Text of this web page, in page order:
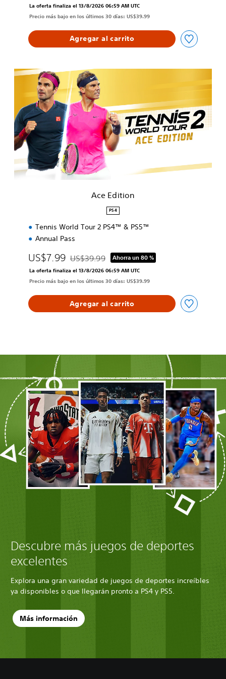
La oferta finaliza el 13/8/2026 06:59 AM UTC
Precio más bajo en los últimos 30 días: US$39.99
Agregar al carrito
A
d
i
t
i
o
n
Ace Edition
PS4
Tennis World Tour 2 PS4™ & PS5™
Annual Pass
US$7.99 Rebajado del precio original de US$39.99
US$39.99 Ahorra un 80 %
La oferta finaliza el 13/8/2026 06:59 AM UTC
Precio más bajo en los últimos 30 días: US$39.99
Agregar al carrito
Descubre más juegos de deportes
excelentes
Explora una gran variedad de juegos de deportes increíbles
ya disponibles o que llegarán pronto a PS4 y PS5.
Más información